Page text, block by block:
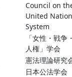
Council on
United
System
「女性・戦争
人権」学会
憲法理論研究
日本公法学会